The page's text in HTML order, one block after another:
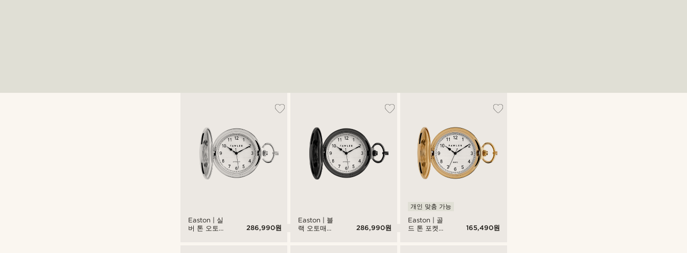
Easton | 실
버 톤 오토매
286,990원
Easton | 블
랙 오토매틱
286,990원
Easton | 골
드 톤 포켓
개인 맞춤 가능
165,490원